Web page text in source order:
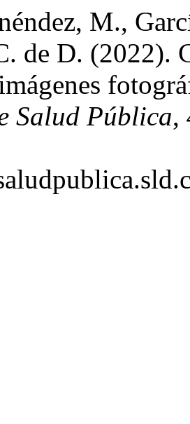
M.,
de D. (2022).
Salud Pública,